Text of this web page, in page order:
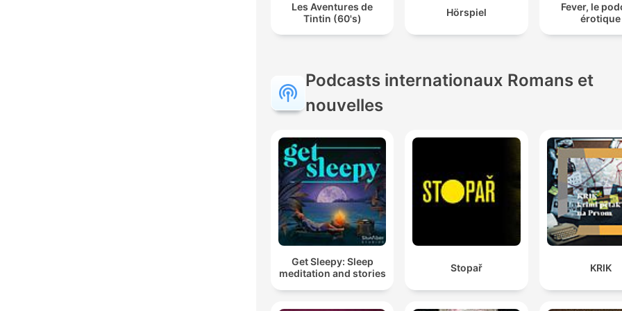
Les Aventures de
Tintin (60's)
Hörspiel
Fever, le
érotique
Podcasts internationaux Romans et
nouvelles
Get Sleepy: Sleep
meditation and stories
Stopař KRIK